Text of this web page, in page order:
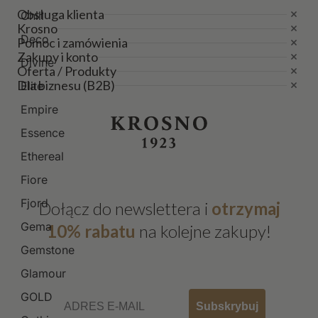
Chill
Deco
Divine
Elite
Empire
Essence
Ethereal
Fiore
Fjord
Gema
Gemstone
Glamour
GOLD
Obsługa klienta
Krosno
Pomoc i zamówienia
Zakupy i konto
Oferta / Produkty
Dla biznesu (B2B)
Dołącz do newslettera i otrzymaj
10% rabatu na kolejne zakupy!
Subskrybuj